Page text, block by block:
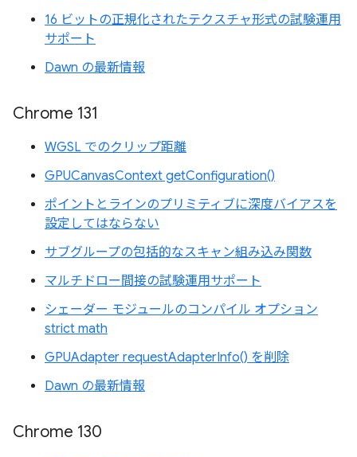
16 ビットの正規化されたテクスチャ形式の試験運用
サポート
Dawn の最新情報
Chrome 131
WGSL でのクリップ距離
GPUCanvasContext getConfiguration()
ポイントとラインのプリミティブに深度バイアスを
設定してはならない
サブグループの包括的なスキャン組み込み関数
マルチドロー間接の試験運用サポート
シェーダー モジュールのコンパイル オプション
strict math
GPUAdapter requestAdapterInfo() を削除
Dawn の最新情報
Chrome 130